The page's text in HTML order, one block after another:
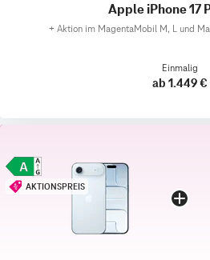
Apple iPhone 17
+ Aktion im MagentaMobil M, L und
Einmalig
ab 1.449 €
AKTIONSPREIS